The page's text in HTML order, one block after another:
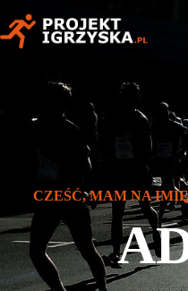
CZEŚĆ, MAM NA IMIĘ